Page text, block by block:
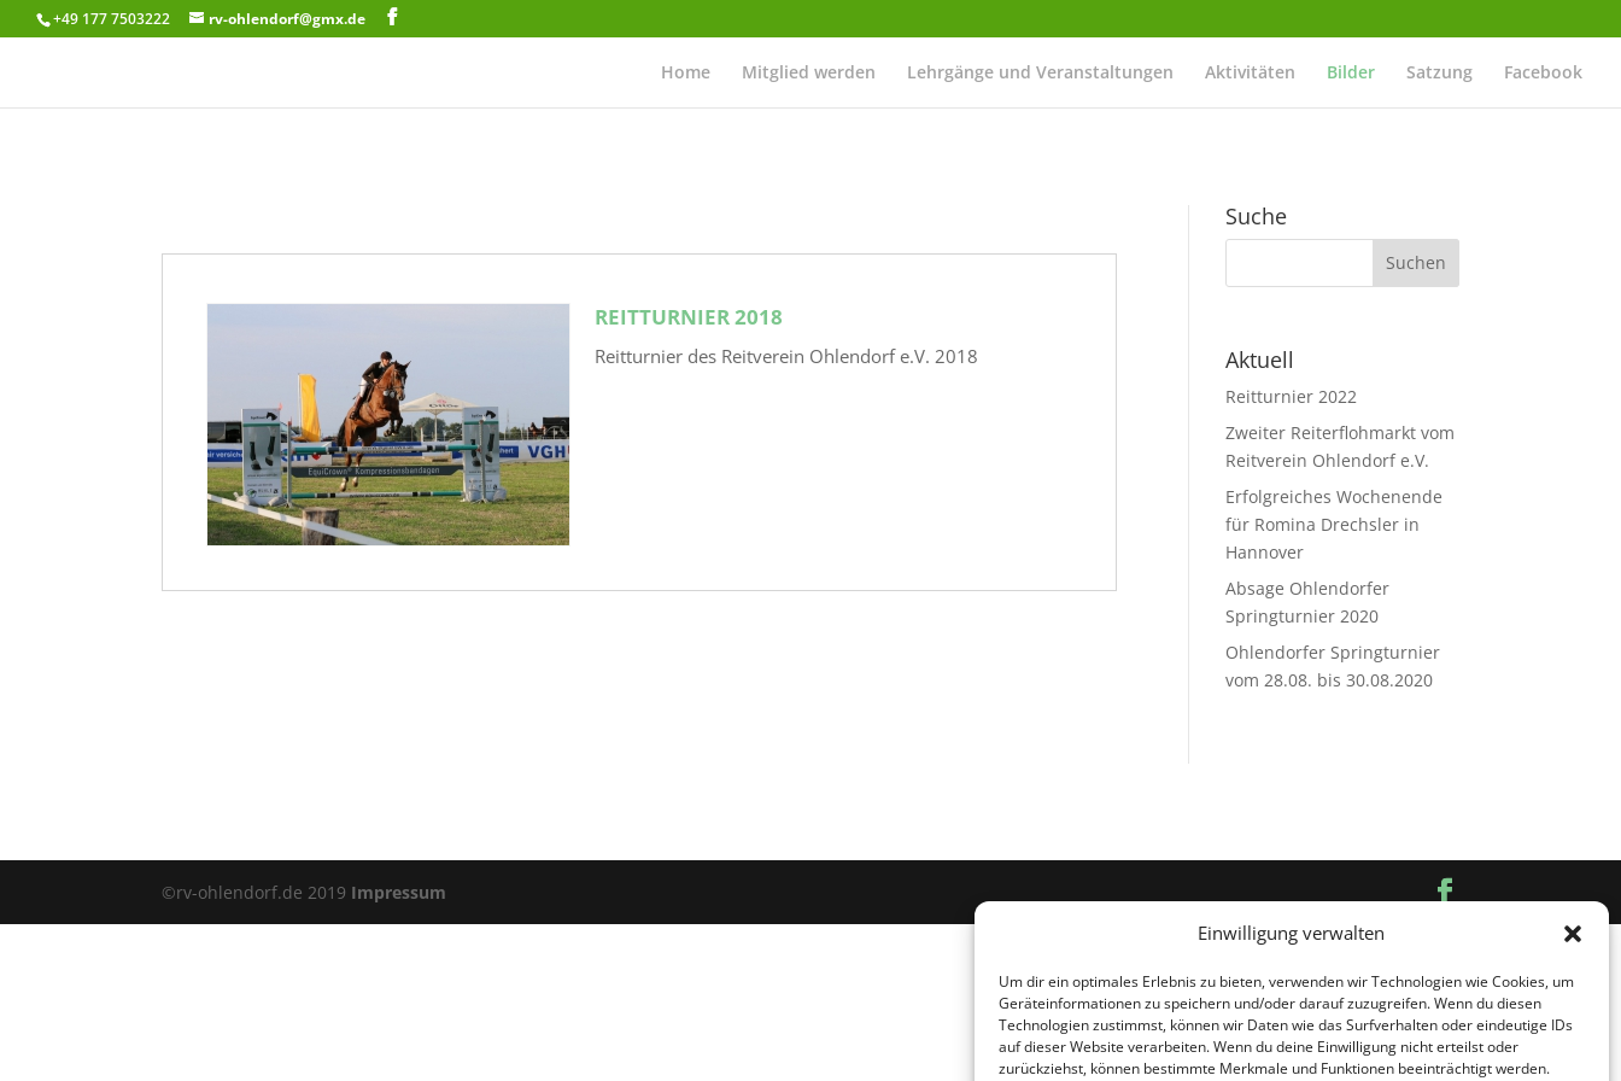
Einwilligung verwalten
Um dir ein optimales Erlebnis zu bieten, verwenden wir Technologien wie Cookies, um
Geräteinformationen zu speichern und/oder darauf zuzugreifen. Wenn du diesen
Technologien zustimmst, können wir Daten wie das Surfverhalten oder eindeutige IDs
auf dieser Website verarbeiten. Wenn du deine Einwilligung nicht erteilst oder
zurückziehst, können bestimmte Merkmale und Funktionen beeinträchtigt werden.
+49 177 7503222 rv-ohlendorf@gmx.de
Home Mitglied werden Lehrgänge und Veranstaltungen Aktivitäten Bilder Satzung Facebook
REITTURNIER 2018
Reitturnier des Reitverein Ohlendorf e.V. 2018
Suche
Aktuell
Reitturnier 2022
Zweiter Reiterflohmarkt vom
Reitverein Ohlendorf e.V.
Erfolgreiches Wochenende
für Romina Drechsler in
Hannover
Absage Ohlendorfer
Springturnier 2020
Ohlendorfer Springturnier
vom 28.08. bis 30.08.2020
©rv-ohlendorf.de 2019 Impressum